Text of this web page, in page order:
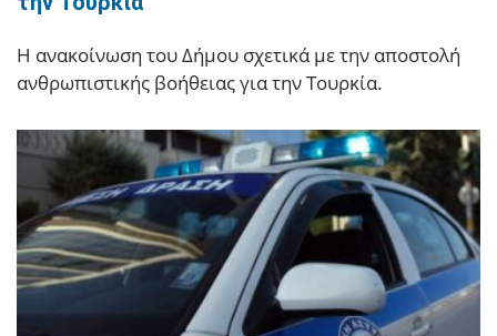
Η ανακοίνωση του Δήμου σχετικά με την αποστολή
ανθρωπιστικής βοήθειας για την Τουρκία.